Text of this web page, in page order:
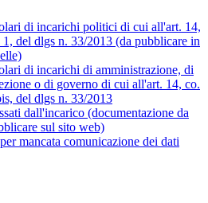
di incarichi politici di cui all'art. 14,
1, del dlgs n. 33/2013 (da pubblicare in
di incarichi di amministrazione, di
o di governo di cui all'art. 14, co.
del dlgs n. 33/2013
dall'incarico (documentazione da
sul sito web)
mancata comunicazione dei dati